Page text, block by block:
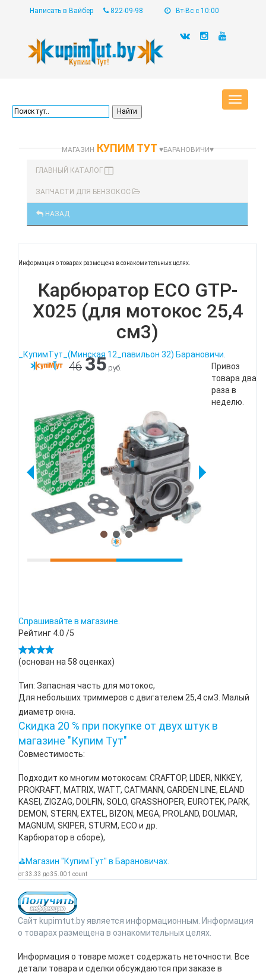
Написать в Вайбер 822-09-98 Вт-Вс с 10:00
Toggle
МАГАЗИН КУПИМ ТУТ ♥БАРАНОВИЧИ♥
ГЛАВНЫЙ КАТАЛОГ
ЗАПЧАСТИ ДЛЯ БЕНЗОКОС
НАЗАД
Информация о товарах размещена в ознакомительных целях.
Карбюратор ECO GTP-
X025 (для мотокос 25,4
см3)
_КупимТут_(Минская 12_павильон 32) Барановичи.
46 35 руб.
Привоз
товара два
раза в
неделю.
Спрашивайте в магазине.
Рейтинг 4.0 /5
(основан на 58 оценках)
Тип: Запасная часть для мотокос,
Для небольших триммеров с двигателем 25,4 см3. Малый
диаметр окна.
Скидка 20 % при покупке от двух штук в
магазине "Купим Тут"
Совместимость:
Подходит ко многим мотокосам: CRAFTOP, LIDER, NIKKEY,
PROKRAFT, MATRIX, WATT, CATMANN, GARDEN LINE, ELAND
KASEI, ZIGZAG, DOLFIN, SOLO, GRASSHOPER, EUROTEK, PARK,
DEMON, STERN, EXTEL, BIZON, MEGA, PROLAND, DOLMAR,
MAGNUM, SKIPER, STURM, ECO и др.
Карбюратор в сборе),
⛳Магазин "КупимТут" в Барановичах.
от33.33 до35.00 1 count
Сайт kupimtut.by является информационным. Информация
о товарах размещена в ознакомительных целях.
Информация о товаре может содержать неточности. Все
детали товара и сделки обсуждаются при заказе в